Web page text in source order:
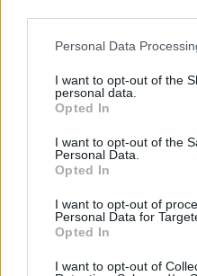
Please note that this
not limited to your visit or
grant or deny consent to
use your data for below
consent section.
Personal Data
I want to opt-out of the
personal data.
Opted In
I want to opt-out of the
Personal Data.
Opted In
I want to opt-out of
Personal Data for
Opted In
I want to opt-out of
Mogą Cię